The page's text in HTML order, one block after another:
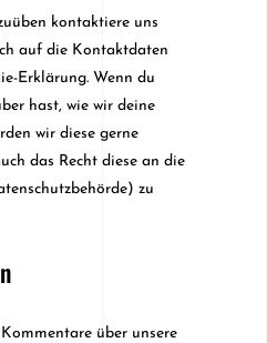
kontaktiere uns
auf die Kontaktdaten
Erklärung. Wenn du
hast, wie wir deine
wir diese gerne
das Recht diese an die
zu
über unsere